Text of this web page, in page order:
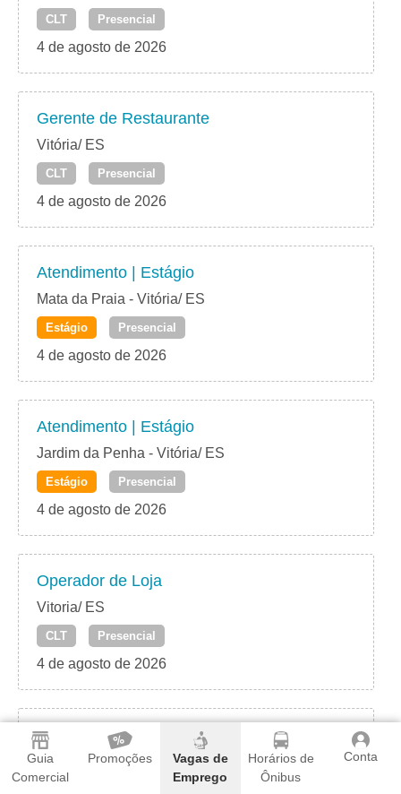
Guia
Comercial
Promoções
Vagas de
Emprego
Horários de
Ônibus
Conta
CLT Presencial
4 de agosto de 2026
Gerente de Restaurante
Vitória/ ES
CLT Presencial
4 de agosto de 2026
Atendimento | Estágio
Mata da Praia - Vitória/ ES
Estágio Presencial
4 de agosto de 2026
Atendimento | Estágio
Jardim da Penha - Vitória/ ES
Estágio Presencial
4 de agosto de 2026
Operador de Loja
Vitoria/ ES
CLT Presencial
4 de agosto de 2026
Atendente de Totem
Vitória/ ES